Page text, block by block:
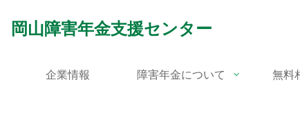
content
岡山障害年金支援センター
企業情報 障害年金について 無料